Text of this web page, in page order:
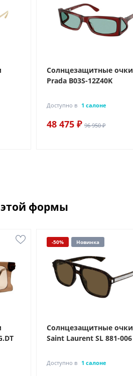
Солнцезащитные очки
Prada B03S-12Z40K
Доступно в 1 салоне
48 475 ₽ 96 950 ₽
формы
-50% Новинка
Солнцезащитные очки
Saint Laurent SL 881-006
Доступно в 1 салоне